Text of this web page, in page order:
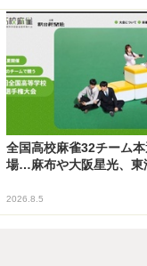
全国高校麻雀32チーム本
場…麻布や大阪星光、東
2026.8.5